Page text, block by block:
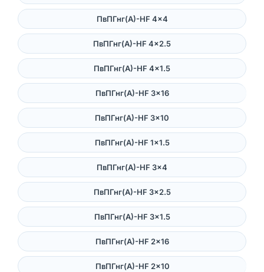
ПвПГнг(А)-HF 4×4
ПвПГнг(А)-HF 4×2.5
ПвПГнг(А)-HF 4×1.5
ПвПГнг(А)-HF 3×16
ПвПГнг(А)-HF 3×10
ПвПГнг(А)-HF 1×1.5
ПвПГнг(А)-HF 3×4
ПвПГнг(А)-HF 3×2.5
ПвПГнг(А)-HF 3×1.5
ПвПГнг(А)-HF 2×16
ПвПГнг(А)-HF 2×10